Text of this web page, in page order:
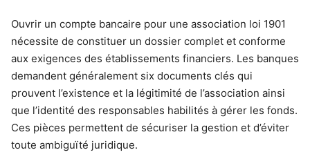
Ouvrir un compte bancaire pour une association loi 1901
nécessite de constituer un dossier complet et conforme
aux exigences des établissements financiers. Les banques
demandent généralement six documents clés qui
prouvent l’existence et la légitimité de l’association ainsi
que l’identité des responsables habilités à gérer les fonds.
Ces pièces permettent de sécuriser la gestion et d’éviter
toute ambiguïté juridique.